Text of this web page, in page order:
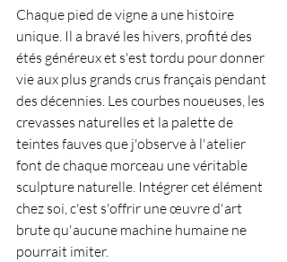
Chaque pied de vigne a une histoire
unique. Il a bravé les hivers, profité des
étés généreux et s'est tordu pour donner
vie aux plus grands crus français pendant
des décennies. Les courbes noueuses, les
crevasses naturelles et la palette de
teintes fauves que j'observe à l'atelier
font de chaque morceau une véritable
sculpture naturelle. Intégrer cet élément
chez soi, c'est s'offrir une œuvre d'art
brute qu'aucune machine humaine ne
pourrait imiter.